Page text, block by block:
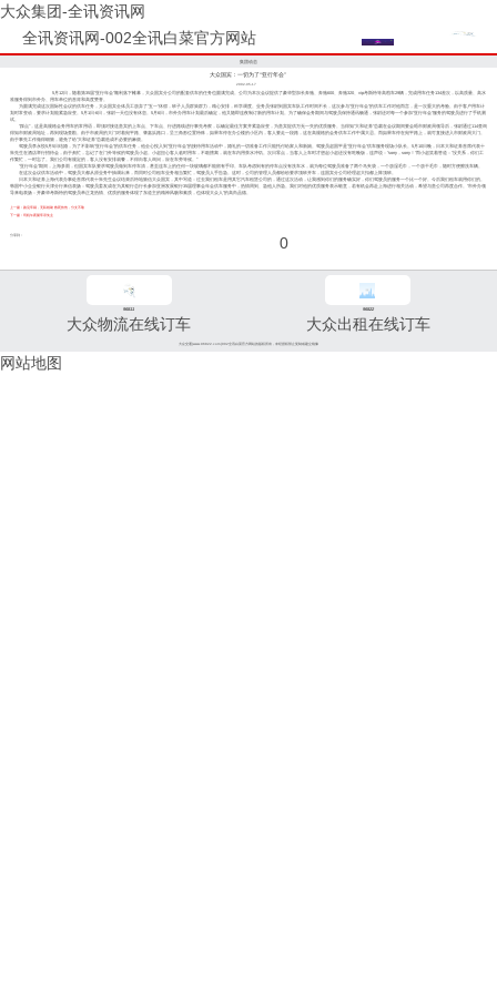
大众集团-全讯资讯网
全讯资讯网-002全讯白菜官方网站
集团动态
大众国宾：一切为了“亚行年会”
2002-05-17
5月12日，随着第35届"亚行年会"顺利落下帷幕，大众国宾分公司的配套供车的任务也圆满完成。公司为本次会议提供了豪华型加长奔驰、奔驰600、奔驰320、vip考斯特等高档车29辆，完成用车任务134差次，以高质量、高水
准服务得到市外办、用车单位的首肯和高度赞誉。
为圆满完成这次国际性会议的供车任务，大众国宾全体员工放弃了"五一"休假，班子人员群策群力，精心安排，科学调度。业务员张尉到国宾车队工作时间不长，这次参与"亚行年会"的供车工作对他而言，是一次重大的考验。由于客户用车计
划时常变动，要求计划能紧急应变。5月1日-6日，张尉一天也没有休息。5月6日，市外办用车计划最后确定，他又随即连夜制订新的用车计划。为了确保会务期间与驾驶员保持通讯畅通，张尉还对每一个参加"亚行年会"服务的驾驶员进行了手机测
试。
"踩点"，这是高规格会务用车的常用语，即须对接送贵宾的上车点、下车点、行进路线进行事先考察，以确定最佳方案并紧急应变，为贵宾提供万无一失的优质服务。当得知"大和证券"总裁在会议期间要会晤市财政局领导后，张尉通过114查询
得知市财政局地址，再到现场查勘。由于市政局的大门对着宛平路、肇嘉浜路口，呈三角形位置特殊，如果车停在办公楼的小区内，客人要走一段路，这在高规格的会务供车工作中属大忌。而如果车停在宛平路上，就可直接进入市财政局大门。
由于事先工作做得细致，避免了给"大和证券"总裁造成不必要的麻烦。
驾驶员李永悦5月5日结婚，为了不影响"亚行年会"的供车任务，他全心投入到"亚行年会"的接待用车活动中，婚礼的一切准备工作只能托付给家人和新娘。驾驶员赵国平是"亚行年会"供车服务现场小队长。5月10日晚，日本大和证券首席代表十
朱先生在酒店举行招待会，由于匆忙，忘记了在门外等候的驾驶员小赵。小赵担心客人临时用车，不敢擅离，就在车内用茶水冲饥。次日零点，当客人上车时才想起小赵还没有吃晚饭，连声说："sorry，sorry！"而小赵笑着答道："没关系，你们工
作繁忙，一时忘了。我们公司有规定的，客人没有安排就餐，不得向客人询问，应在车旁等候。"
"亚行年会"期间，上海多雨，但国宾车队要求驾驶员做到车停车清，甚至连车上的任何一块玻璃都不能留有手印。车队考虑到有的停车点没有洗车水，就为每位驾驶员准备了两个马夹袋，一个放湿毛巾，一个放干毛巾，随时方便擦洗车辆。
在这次会议供车活动中，驾驶员大都从原业务中抽调出来，而同时公司租车业务相当繁忙，驾驶员人手告急。这时，公司的管理人员都纷纷要求顶班开车，连国宾分公司经理赵大扣都上阵顶班。
日本大和证券上海代表办事处首席代表十朱先生会议结束后特地致信大众国宾，其中写道：过去我们租车是用其它汽车租赁公司的，通过这次活动，让我感到你们的服务确实好，你们驾驶员的服务一个比一个好。今后我们租车就用你们的。
韩国中小企业银行天津分行来信表扬：驾驶员姜友成在为其银行总行长参加亚洲发展银行35届理事会年会供车服务中，热情周到、急他人所急。我们对他的优质服务表示敬意，若有机会再赴上海进行相关活动，希望与贵公司再度合作。"市外办领
导来电表扬：开豪华考斯特的驾驶员单正龙热情、优质的服务体现了东道主的精神风貌和素质，也体现大众人"的高尚品德。
上一篇：路见车祸，无私相助 救死扶伤，分文不取
下一篇：司机午夜驱车寻失主
分享到： 0
96811
大众物流在线订车
96822
大众出租在线订车
大众交通(www.96822.com)002全讯白菜官方网站的版权所有，未经授权禁止复制或建立镜像
网站地图